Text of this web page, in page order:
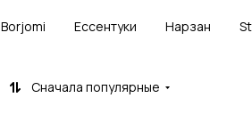
Borjomi Ессентуки Нарзан
Сначала популярные